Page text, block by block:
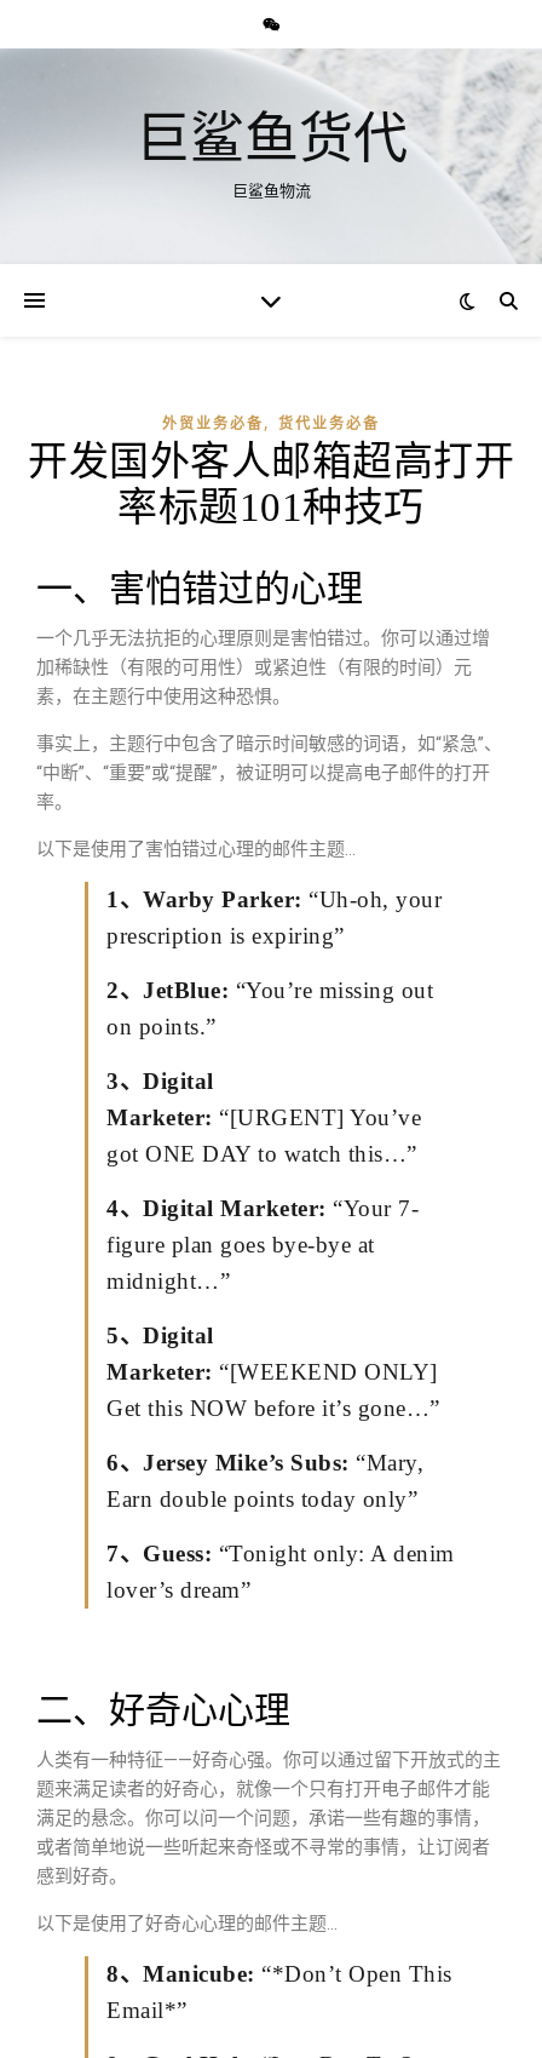
巨鲨鱼货代
巨鲨鱼物流
外贸业务必备, 货代业务必备
开发国外客人邮箱超高打开
率标题101种技巧
一、害怕错过的心理
一个几乎无法抗拒的心理原则是害怕错过。你可以通过增
加稀缺性（有限的可用性）或紧迫性（有限的时间）元
素，在主题行中使用这种恐惧。
事实上，主题行中包含了暗示时间敏感的词语，如“紧急”、
“中断”、“重要”或“提醒”，被证明可以提高电子邮件的打开
率。
以下是使用了害怕错过心理的邮件主题…
1、Warby Parker: “Uh-oh, your
prescription is expiring”
2、JetBlue: “You’re missing out
on points.”
3、Digital
Marketer: “[URGENT] You’ve
got ONE DAY to watch this…”
4、Digital Marketer: “Your 7-
figure plan goes bye-bye at
midnight…”
5、Digital
Marketer: “[WEEKEND ONLY]
Get this NOW before it’s gone…”
6、Jersey Mike’s Subs: “Mary,
Earn double points today only”
7、Guess: “Tonight only: A denim
lover’s dream”
二、好奇心心理
人类有一种特征——好奇心强。你可以通过留下开放式的主
题来满足读者的好奇心，就像一个只有打开电子邮件才能
满足的悬念。你可以问一个问题，承诺一些有趣的事情，
或者简单地说一些听起来奇怪或不寻常的事情，让订阅者
感到好奇。
以下是使用了好奇心心理的邮件主题…
8、Manicube: “*Don’t Open This
Email*”